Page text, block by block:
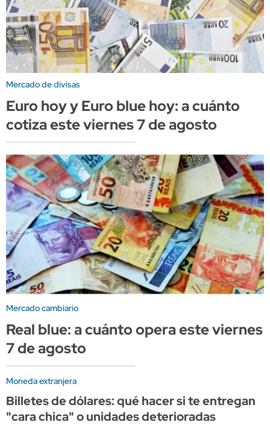
Mercado de divisas
Euro hoy y Euro blue hoy: a cuánto
cotiza este viernes 7 de agosto
Mercado cambiario
Real blue: a cuánto opera este viernes
7 de agosto
Moneda extranjera
Billetes de dólares: qué hacer si te entregan
"cara chica" o unidades deterioradas